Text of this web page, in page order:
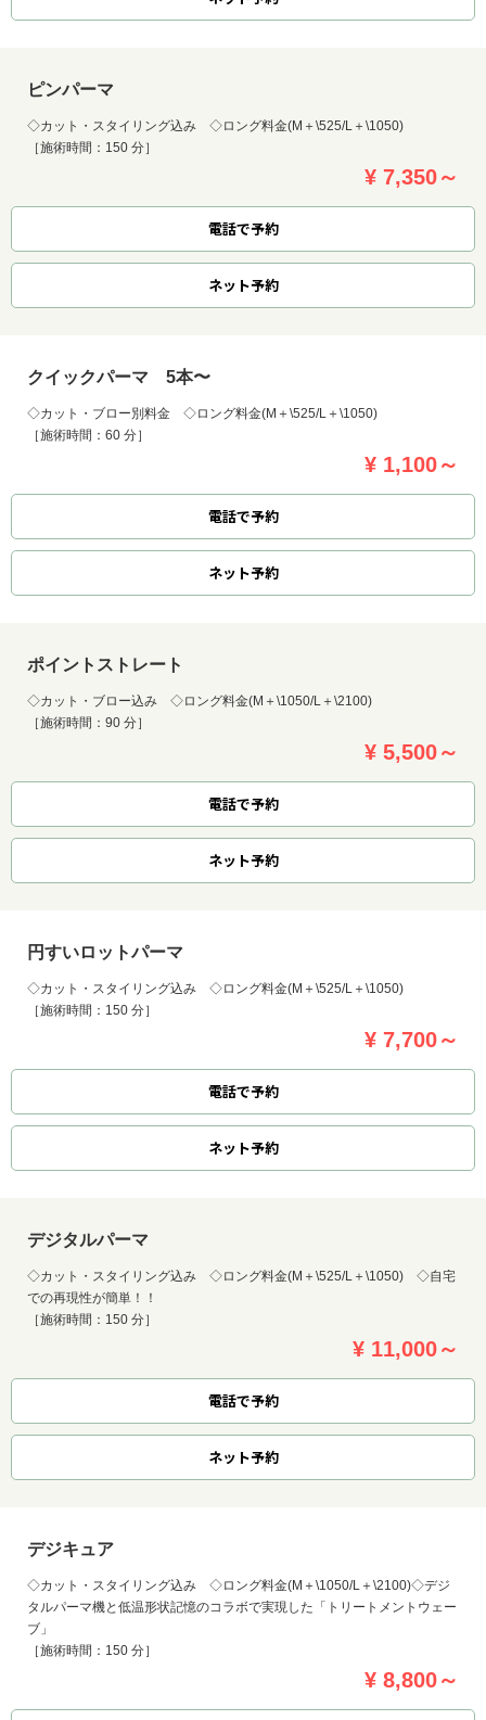
ピンパーマ
◇カット・スタイリング込み ◇ロング料金(M＋\525/L＋\1050)
［施術時間：150 分］
¥ 7,350～
電話で予約
ネット予約
クイックパーマ 5本〜
◇カット・ブロー別料金 ◇ロング料金(M＋\525/L＋\1050)
［施術時間：60 分］
¥ 1,100～
電話で予約
ネット予約
ポイントストレート
◇カット・ブロー込み ◇ロング料金(M＋\1050/L＋\2100)
［施術時間：90 分］
¥ 5,500～
電話で予約
ネット予約
円すいロットパーマ
◇カット・スタイリング込み ◇ロング料金(M＋\525/L＋\1050)
［施術時間：150 分］
¥ 7,700～
電話で予約
ネット予約
デジタルパーマ
◇カット・スタイリング込み ◇ロング料金(M＋\525/L＋\1050) ◇自宅
での再現性が簡単！！
［施術時間：150 分］
¥ 11,000～
電話で予約
ネット予約
デジキュア
◇カット・スタイリング込み ◇ロング料金(M＋\1050/L＋\2100)◇デジ
タルパーマ機と低温形状記憶のコラボで実現した「トリートメントウェー
ブ」
［施術時間：150 分］
¥ 8,800～